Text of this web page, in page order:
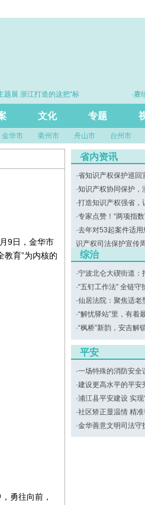
浙江打造的这把“标
·赓续
文化 专题
金华市 衢州市 舟山市 台州市
9日，金华市
教育”为内核的
勇往向前，
省内资讯
·省知识产权保护巡回
·知识产权协同保护，
·打造知识产权强省，
·专家点赞！“两项指
·去年对53起案件适
识产权司法保护宣传
综治
·宁波北仑大碶街道：
·“五钉工作法” 全链守
·仙居法院：聚焦适老
·“解忧驿站”里，有着
·“枫桥”新韵，安吉解
平安
·一场特殊的消防安全
·建设更高水平的平安
·浦江县平安建设 实现
·社区矫正显温情 精
·金华善意文明司法守